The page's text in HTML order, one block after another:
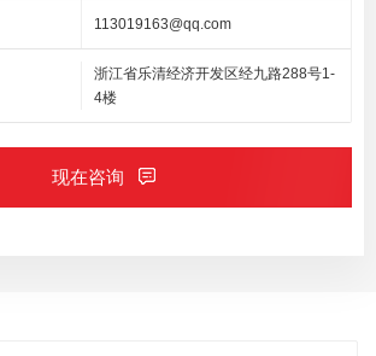
113019163@qq.com
浙江省乐清经济开发区经九路288号1-
4楼
现在咨询